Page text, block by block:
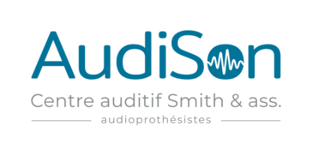
(APPAREILS AUDITIFS ET ACCESSOIRES )
(SANTÉ AUDITIVE )